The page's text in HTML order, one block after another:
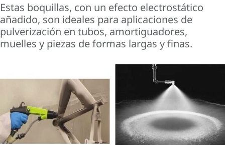
Estas boquillas, con un efecto electrostático
añadido, son ideales para aplicaciones de
pulverización en tubos, amortiguadores,
muelles y piezas de formas largas y finas.